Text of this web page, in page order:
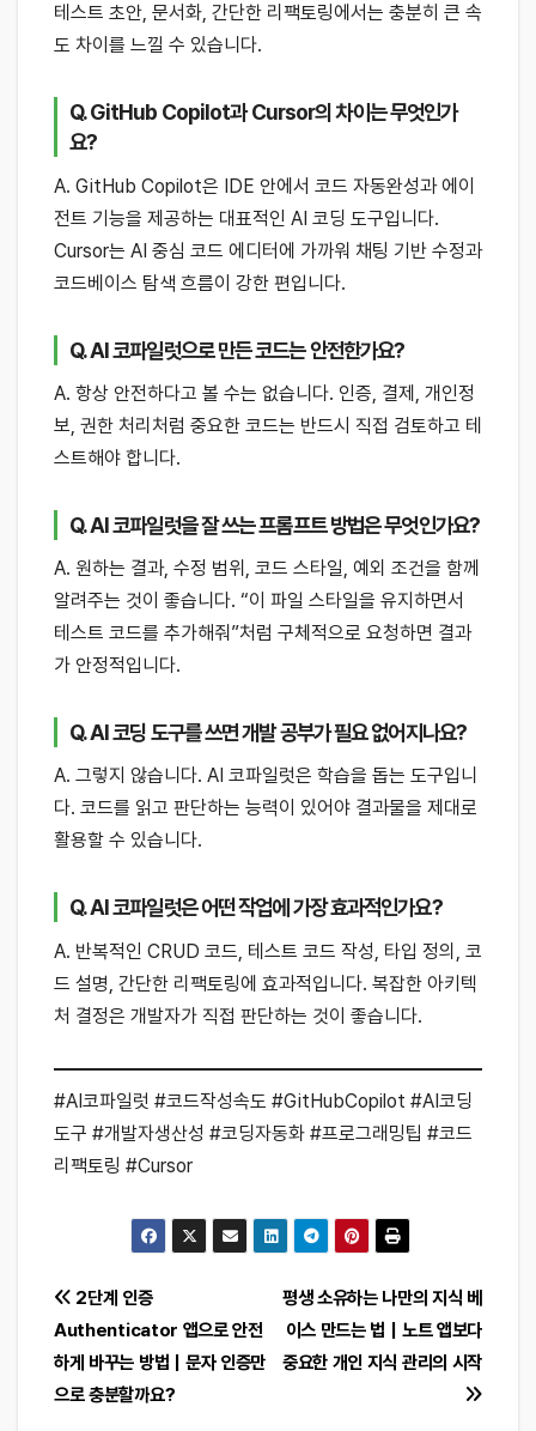
테스트 초안, 문서화, 간단한 리팩토링에서는 충분히 큰 속
도 차이를 느낄 수 있습니다.
Q. GitHub Copilot과 Cursor의 차이는 무엇인가
요?
A. GitHub Copilot은 IDE 안에서 코드 자동완성과 에이
전트 기능을 제공하는 대표적인 AI 코딩 도구입니다.
Cursor는 AI 중심 코드 에디터에 가까워 채팅 기반 수정과
코드베이스 탐색 흐름이 강한 편입니다.
Q. AI 코파일럿으로 만든 코드는 안전한가요?
A. 항상 안전하다고 볼 수는 없습니다. 인증, 결제, 개인정
보, 권한 처리처럼 중요한 코드는 반드시 직접 검토하고 테
스트해야 합니다.
Q. AI 코파일럿을 잘 쓰는 프롬프트 방법은 무엇인가요?
A. 원하는 결과, 수정 범위, 코드 스타일, 예외 조건을 함께
알려주는 것이 좋습니다. “이 파일 스타일을 유지하면서
테스트 코드를 추가해줘”처럼 구체적으로 요청하면 결과
가 안정적입니다.
Q. AI 코딩 도구를 쓰면 개발 공부가 필요 없어지나요?
A. 그렇지 않습니다. AI 코파일럿은 학습을 돕는 도구입니
다. 코드를 읽고 판단하는 능력이 있어야 결과물을 제대로
활용할 수 있습니다.
Q. AI 코파일럿은 어떤 작업에 가장 효과적인가요?
A. 반복적인 CRUD 코드, 테스트 코드 작성, 타입 정의, 코
드 설명, 간단한 리팩토링에 효과적입니다. 복잡한 아키텍
처 결정은 개발자가 직접 판단하는 것이 좋습니다.
#AI코파일럿 #코드작성속도 #GitHubCopilot #AI코딩
도구 #개발자생산성 #코딩자동화 #프로그래밍팁 #코드
리팩토링 #Cursor
글
탐
색
평생 소유하는 나만의 지식 베
이스 만드는 법｜노트 앱보다
중요한 개인 지식 관리의 시작
2단계 인증
Authenticator 앱으로 안전
하게 바꾸는 방법｜문자 인증만
으로 충분할까요?